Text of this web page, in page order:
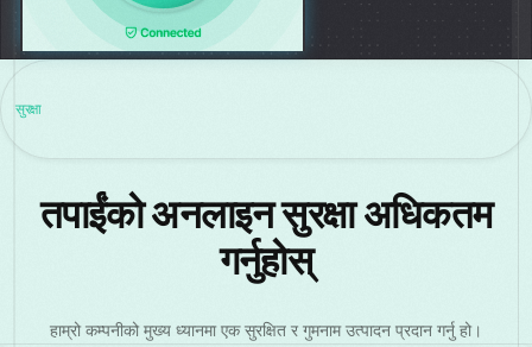
सुरक्षा
तपाईंको अनलाइन सुरक्षा अधिकतम
गर्नुहोस्
हाम्रो कम्पनीको मुख्य ध्यानमा एक सुरक्षित र गुमनाम उत्पादन प्रदान गर्नु हो।